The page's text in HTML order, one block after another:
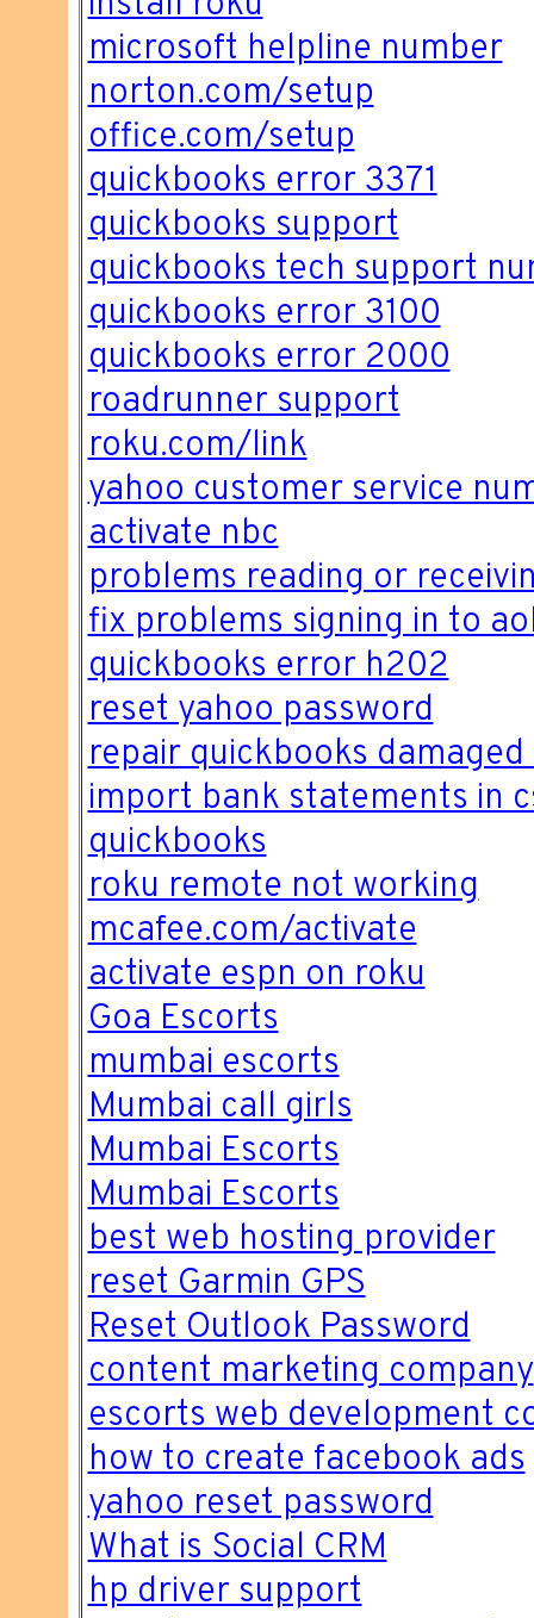
microsoft helpline number
norton.com/setup
office.com/setup
quickbooks error 3371
quickbooks support
quickbooks tech support
quickbooks error 3100
quickbooks error 2000
roadrunner support
roku.com/link
yahoo customer service
activate nbc
problems reading or
fix problems signing in to
quickbooks error h202
reset yahoo password
repair quickbooks
import bank statements in
quickbooks
roku remote not working
mcafee.com/activate
activate espn on roku
Goa Escorts
mumbai escorts
Mumbai call girls
Mumbai Escorts
Mumbai Escorts
best web hosting provider
reset Garmin GPS
Reset Outlook Password
content marketing company
escorts web development
how to create facebook ads
yahoo reset password
What is Social CRM
hp driver support